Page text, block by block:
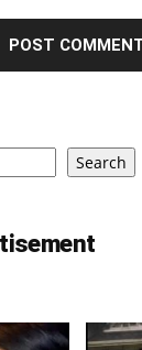
Search